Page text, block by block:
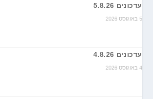
עדכונים 5.8.26
5 באוגוסט 2026
עדכונים 4.8.26
4 באוגוסט 2026